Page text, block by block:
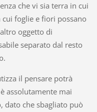
che vi sia terra in cui
cui foglie e fiori possano
oggetto di
separato dal resto
il pensare potrà
assolutamente mai
dato che sbagliato può